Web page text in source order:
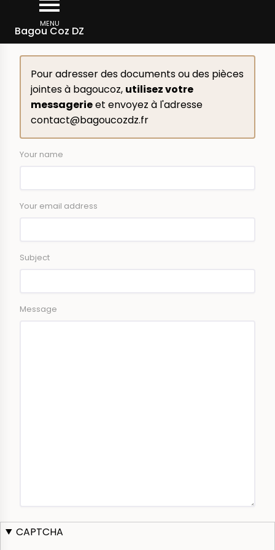
main
content
MENU
Bagou Coz DZ
Breadcrumb
About
Pour adresser des documents ou des pièces
jointes à bagoucoz, utilisez votre
messagerieet envoyez à l'adresse
contact@bagoucozdz.fr
Your name
Your email address
Subject
Message
CAPTCHA